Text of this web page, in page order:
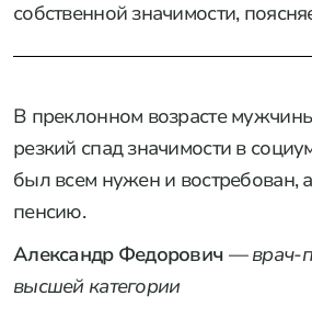
собственной значимости,
В преклонном возрасте
резкий спад значимости в
был всем нужен и востребован,
пенсию.
Александр Федорович —врач-
высшей категории